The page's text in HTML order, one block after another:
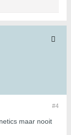
#4
maar nooit